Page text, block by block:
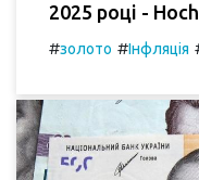
2025 році -
#золото #Інфляція